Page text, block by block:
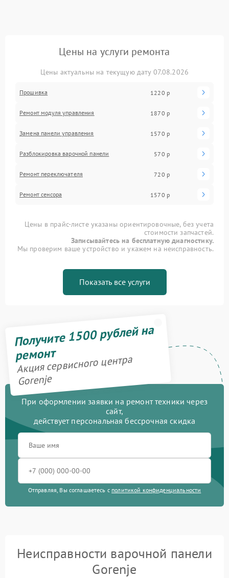
Цены на услуги ремонта
Цены актуальны на текущую дату 07.08.2026
Прошивка 1220 р
Ремонт модуля управления 1870 р
Замена панели управления 1570 р
Разблокировка варочной панели 570 р
Ремонт переключателя 720 р
Ремонт сенсора 1570 р
Цены в прайс-листе указаны ориентировочные, без учета
стоимости запчастей.
Записывайтесь на бесплатную диагностику.
Мы проверим ваше устройство и укажем на неисправность.
Показать все услуги
Получите 1500 рублей на
ремонт
Акция сервисного центра
Gorenje
При оформлении заявки на ремонт техники через
сайт,
действует персональная бессрочная скидка
Отправляя, Вы соглашаетесь с политикой конфиденциальности
Неисправности варочной панели
Gorenje